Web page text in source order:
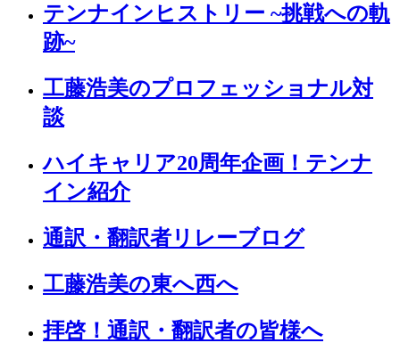
テンナインヒストリー ~挑戦への軌
跡~
工藤浩美のプロフェッショナル対
談
ハイキャリア20周年企画！テンナ
イン紹介
通訳・翻訳者リレーブログ
工藤浩美の東へ西へ
拝啓！通訳・翻訳者の皆様へ